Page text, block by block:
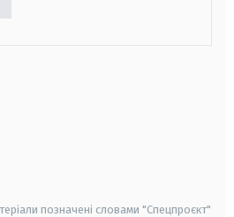
позначені словами "Спецпроєкт"